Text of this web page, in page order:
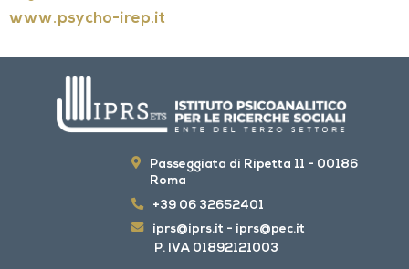
www.psycho-irep.it
Passeggiata di Ripetta 11 - 00186
Roma
+39 06 32652401
iprs@iprs.it - iprs@pec.it
P. IVA 01892121003